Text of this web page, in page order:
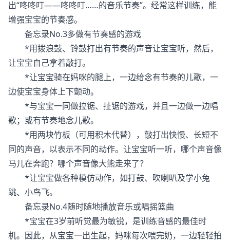
出“咚咚叮——咚咚叮……的音乐节奏”。经常这样训练，能
增强宝宝的节奏感。
备忘录No.3多做有节奏感的游戏
*用拨浪鼓、铃鼓打出有节奏的声音让宝宝听，然后，
让宝宝自己拿着敲打。
*让宝宝骑在妈咪的腿上，一边给念有节奏的儿歌，一
边使宝宝身体上下颤动。
*与宝宝一同做拉锯、扯锯的游戏，并且一边做一边唱
歌；或有节奏地念儿歌。
*用两块竹板（可用积木代替），敲打出快慢、长短不
同的声音，以表示不同的动作。让宝宝听一听，哪个声音像
马儿在奔跑？哪个声音像大熊走来了？
*让宝宝做各种模仿动作，如打鼓、吹喇叭及学小兔
跳、小鸟飞。
备忘录No.4随时随地播放音乐或唱摇篮曲
*宝宝在3岁前听觉最为敏锐，是训练音感的最佳时
机。因此，从宝宝一出生起，妈咪每次喂完奶，一边轻轻拍